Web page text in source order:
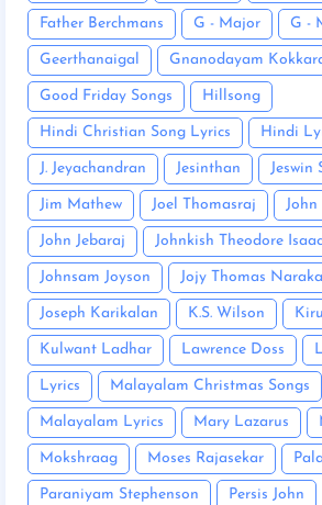
Father Berchmans G - Major G -
Geerthanaigal Gnanodayam
Good Friday Songs Hillsong
Hindi Christian Song Lyrics Hindi
J. Jeyachandran Jesinthan Jeswin
Jim Mathew Joel Thomasraj John
John Jebaraj Johnkish Theodore Isaac
Johnsam Joyson Jojy Thomas
Joseph Karikalan K.S. Wilson
Kulwant Ladhar Lawrence Doss
Lyrics Malayalam Christmas Songs
Malayalam Lyrics Mary Lazarus
Mokshraag Moses Rajasekar
Paraniyam Stephenson Persis John